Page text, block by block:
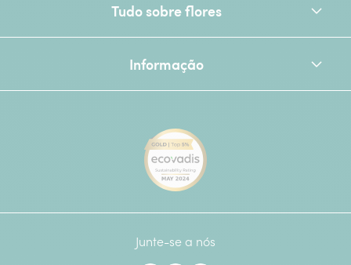
Tudo sobre flores
Informação
Junte-se a nós